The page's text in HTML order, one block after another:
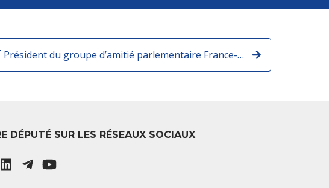
🇫🇷🇨🇳 Président du groupe d’amitié parlementaire France-Chine, j'étais ravi de célébrer ce week-end à Paris l'année du serpent de bois !
DÉPUTÉ SUR LES RÉSEAUX SOCIAUX